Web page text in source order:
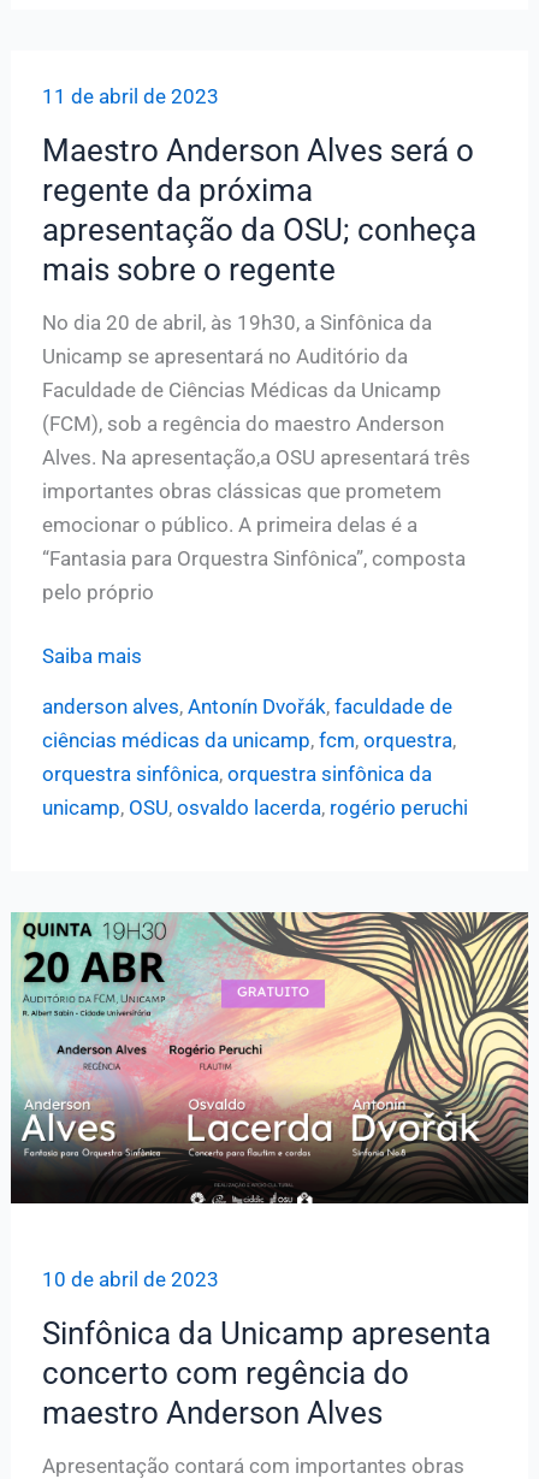
Caymmi
11 de abril de 2023
Maestro Anderson Alves será o
regente da próxima
apresentação da OSU; conheça
mais sobre o regente
No dia 20 de abril, às 19h30, a Sinfônica da
Unicamp se apresentará no Auditório da
Faculdade de Ciências Médicas da Unicamp
(FCM), sob a regência do maestro Anderson
Alves. Na apresentação,a OSU apresentará três
importantes obras clássicas que prometem
emocionar o público. A primeira delas é a
“Fantasia para Orquestra Sinfônica”, composta
pelo próprio
Maestro
regente
apresentação
da
OSU;
conheça
mais
sobre
o
regente
Saiba mais
anderson alves, Antonín Dvořák, faculdade de
ciências médicas da unicamp, fcm, orquestra,
orquestra sinfônica, orquestra sinfônica da
unicamp, OSU, osvaldo lacerda, rogério peruchi
10 de abril de 2023
Sinfônica da Unicamp apresenta
concerto com regência do
maestro Anderson Alves
Apresentação contará com importantes obras